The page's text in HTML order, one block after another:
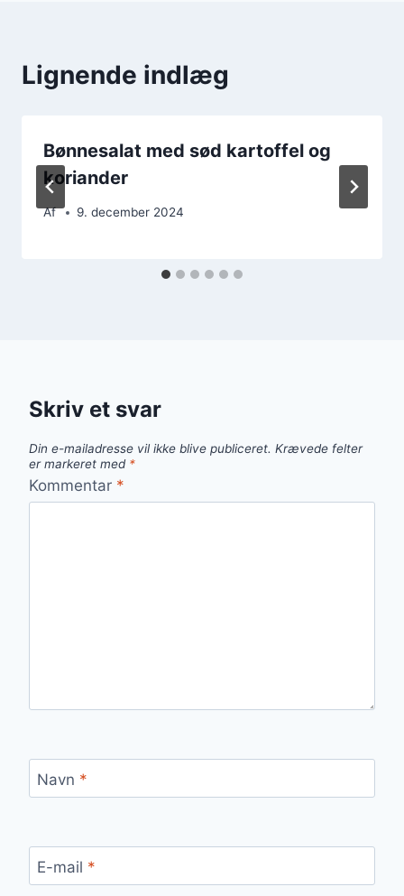
Lignende indlæg
Bønnesalat med sød kartoffel og
koriander
Af 9. december 2024
Skriv et svar
Din e-mailadresse vil ikke blive publiceret. Krævede felter
er markeret med *
Kommentar *
Navn *
E-mail *